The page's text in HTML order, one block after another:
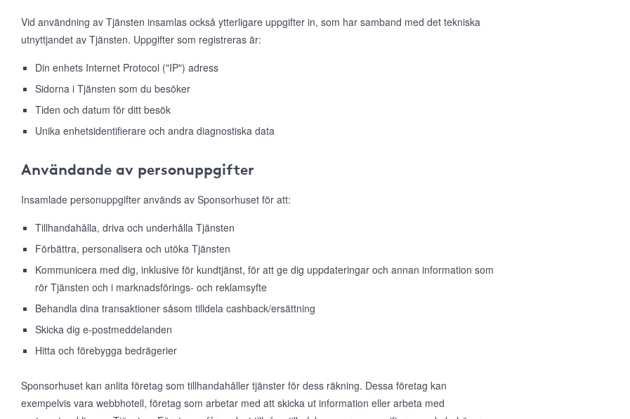
Vid användning av Tjänsten insamlas också ytterligare uppgifter in, som har samband med det tekniska
utnyttjandet av Tjänsten. Uppgifter som registreras är:
Din enhets Internet Protocol ("IP") adress
Sidorna i Tjänsten som du besöker
Tiden och datum för ditt besök
Unika enhetsidentifierare och andra diagnostiska data
Användande av personuppgifter
Insamlade personuppgifter används av Sponsorhuset för att:
Tillhandahålla, driva och underhålla Tjänsten
Förbättra, personalisera och utöka Tjänsten
Kommunicera med dig, inklusive för kundtjänst, för att ge dig uppdateringar och annan information som
rör Tjänsten och i marknadsförings- och reklamsyfte
Behandla dina transaktioner såsom tilldela cashback/ersättning
Skicka dig e-postmeddelanden
Hitta och förebygga bedrägerier
Sponsorhuset kan anlita företag som tillhandahåller tjänster för dess räkning. Dessa företag kan
exempelvis vara webbhotell, företag som arbetar med att skicka ut information eller arbeta med